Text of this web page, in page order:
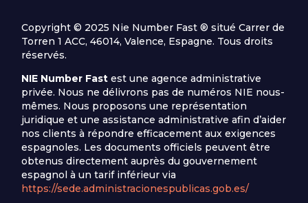
Copyright © 2025 Nie Number Fast ® situé Carrer de
Torren 1 ACC, 46014, Valence, Espagne. Tous droits
réservés.
NIE Number Fast est une agence administrative
privée. Nous ne délivrons pas de numéros NIE nous-
mêmes. Nous proposons une représentation
juridique et une assistance administrative afin d’aider
nos clients à répondre efficacement aux exigences
espagnoles. Les documents officiels peuvent être
obtenus directement auprès du gouvernement
espagnol à un tarif inférieur via
https://sede.administracionespublicas.gob.es/